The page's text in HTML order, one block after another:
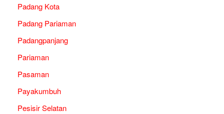
Padang Kota
Padang Pariaman
Padangpanjang
Pariaman
Pasaman
Payakumbuh
Pesisir Selatan